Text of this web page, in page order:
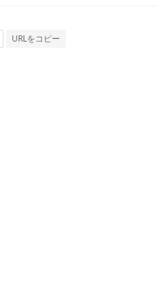
URLをコピー